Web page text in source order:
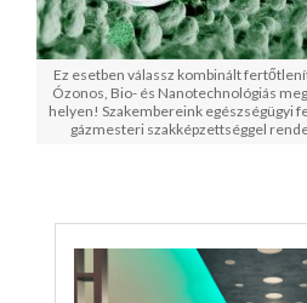
Ez esetben válassz kombinált
Ózonos, Bio- és Nanotechnológiás
helyen! Szakembereink egészségügyi
gázmesteri szakképzettséggel